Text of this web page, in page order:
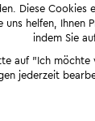
Diese Cookies
helfen, Ihnen
indem Sie
auf "Ich
jederzeit